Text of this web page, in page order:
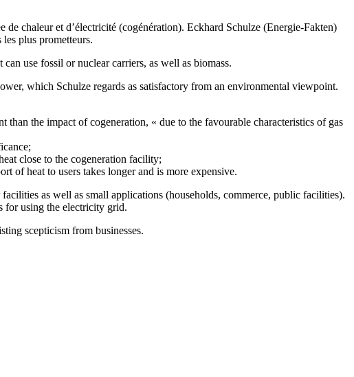
chaleur et d’électricité (cogénération). Eckhard Schulze (Energie-Fakten)
les plus prometteurs.
use fossil or nuclear carriers, as well as biomass.
which Schulze regards as satisfactory from an environmental viewpoint.
the impact of cogeneration, « due to the favourable characteristics of gas
close to the cogeneration facility;
of heat to users takes longer and is more expensive.
as well as small applications (households, commerce, public facilities).
for using the electricity grid.
scepticism from businesses.